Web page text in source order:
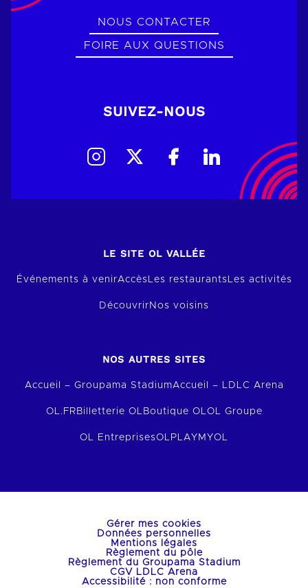
NOUS CONTACTER
FOIRE AUX QUESTIONS
SUIVEZ-NOUS
LE SITE OL VALLÉE
Événements à venirAccèsLes restaurantsLes activités
Découvrir Nos voisins
NOS AUTRES SITES
Accueil – Groupama StadiumAccueil – LDLC Arena
OL.FR Billetterie OL Boutique OLOL Groupe
OL EntreprisesOLPLAY MYOL
Gérer mes cookies
Données personnelles
Mentions légales
Règlement du pôle
Règlement du Groupama Stadium
CGV LDLC Arena
Accessibilité : non conforme